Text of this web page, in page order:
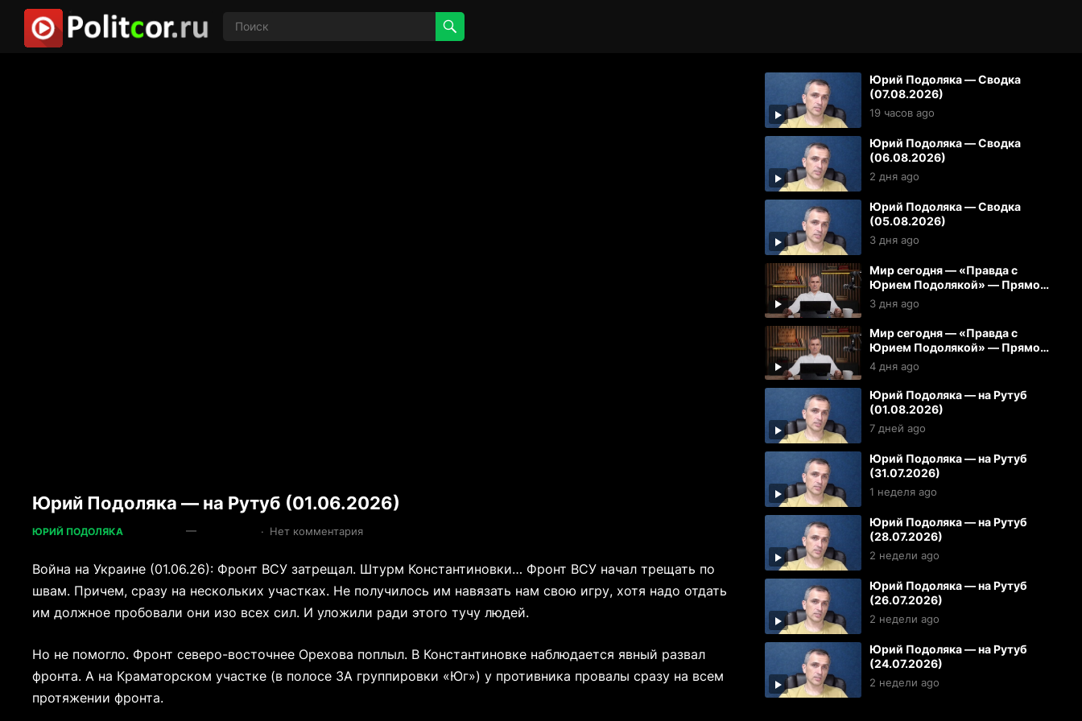
Юрий Подоляка — на Рутуб (01.06.2026)
ЮРИЙ ПОДОЛЯКА — · Нет комментария
Война на Украине (01.06.26): Фронт ВСУ затрещал. Штурм Константиновки… Фронт ВСУ начал трещать по
швам. Причем, сразу на нескольких участках. Не получилось им навязать нам свою игру, хотя надо отдать
им должное пробовали они изо всех сил. И уложили ради этого тучу людей.
Но не помогло. Фронт северо-восточнее Орехова поплыл. В Константиновке наблюдается явный развал
фронта. А на Краматорском участке (в полосе 3А группировки «Юг») у противника провалы сразу на всем
протяжении фронта.
Юрий Подоляка — Сводка
(07.08.2026)
19 часов ago
Юрий Подоляка — Сводка
(06.08.2026)
2 дня ago
Юрий Подоляка — Сводка
(05.08.2026)
3 дня ago
Мир сегодня — «Правда с
Юрием Подолякой» — Прямой
эфир от 05.08.2026
3 дня ago
Мир сегодня — «Правда с
Юрием Подолякой» — Прямой
эфир от 04.08.2026
4 дня ago
Юрий Подоляка — на Рутуб
(01.08.2026)
7 дней ago
Юрий Подоляка — на Рутуб
(31.07.2026)
1 неделя ago
Юрий Подоляка — на Рутуб
(28.07.2026)
2 недели ago
Юрий Подоляка — на Рутуб
(26.07.2026)
2 недели ago
Юрий Подоляка — на Рутуб
(24.07.2026)
2 недели ago